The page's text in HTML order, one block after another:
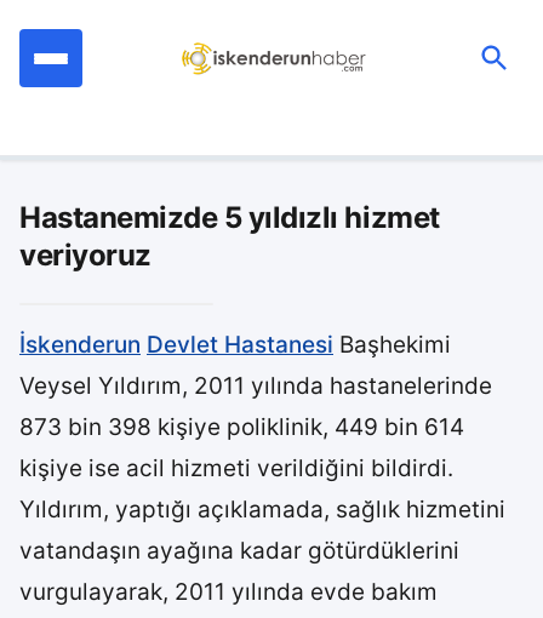
Hastanemizde 5 yıldızlı hizmet
veriyoruz
İskenderun Devlet Hastanesi Başhekimi
Veysel Yıldırım, 2011 yılında hastanelerinde
873 bin 398 kişiye poliklinik, 449 bin 614
kişiye ise acil hizmeti verildiğini bildirdi.
Yıldırım, yaptığı açıklamada, sağlık hizmetini
vatandaşın ayağına kadar götürdüklerini
vurgulayarak, 2011 yılında evde bakım